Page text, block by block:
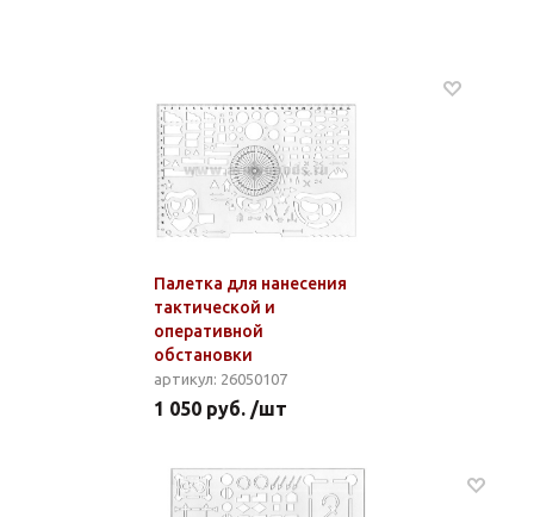
Палетка для нанесения
тактической и
оперативной
обстановки
артикул: 26050107
1 050 руб. /шт